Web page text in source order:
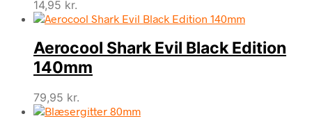
14,95 kr.
Aerocool Shark Evil Black Edition
140mm
79,95 kr.